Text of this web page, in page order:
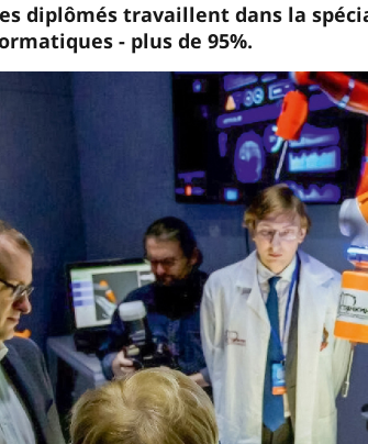
diplômés travaillent dans la
- plus de 95%.